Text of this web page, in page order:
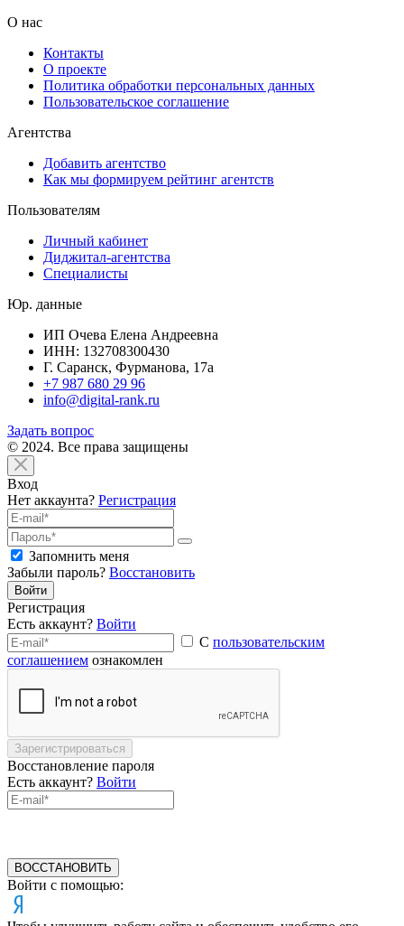
О нас
Контакты
О проекте
Политика обработки персональных данных
Пользовательское соглашение
Агентства
Добавить агентство
Как мы формируем рейтинг агентств
Пользователям
Личный кабинет
Диджитал-агентства
Специалисты
Юр. данные
ИП Очева Елена Андреевна
ИНН: 132708300430
Г. Саранск, Фурманова, 17а
+7 987 680 29 96
info@digital-rank.ru
Задать вопрос
© 2024. Все права защищены
Вход
Нет аккаунта? Регистрация
Запомнить меня
Забыли пароль? Восстановить
Войти
Регистрация
Есть аккаунт? Войти
С пользовательским
соглашением ознакомлен
Зарегистрироваться
Восстановление пароля
Есть аккаунт? Войти
ВОССТАНОВИТЬ
Войти с помощью: